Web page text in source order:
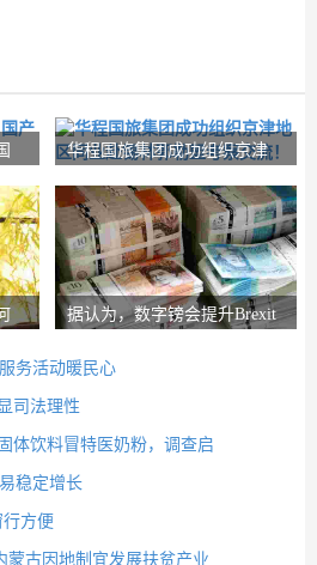
华程国旅集团成功组织京津
据认为，数字镑会提升Brexit
务活动暖民心
司法理性
体饮料冒特医奶粉，调查启
稳定增长
方便
蒙古因地制宜发展扶贫产业